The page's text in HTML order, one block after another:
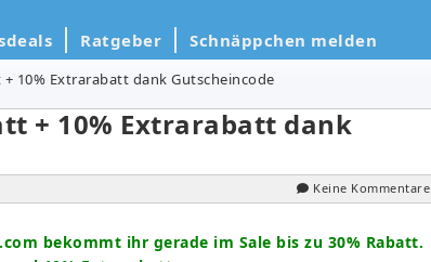
Ratgeber Schnäppchen melden
10% Extrarabatt dank Gutscheincode
+ 10% Extrarabatt dank
Keine Kommentare
bekommt ihr gerade im Sale bis zu 30% Rabatt.